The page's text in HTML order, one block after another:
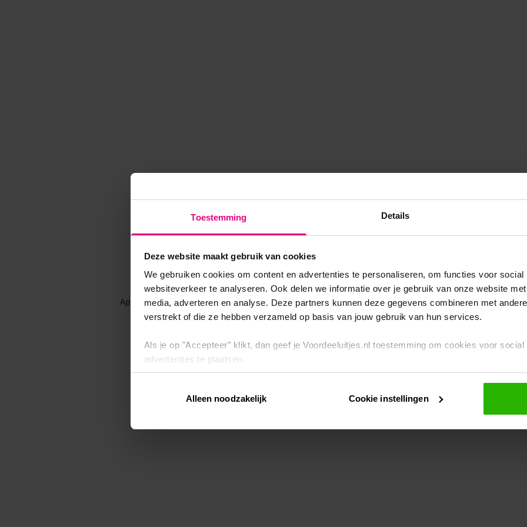
Toestemming Details
Deze website maakt gebruik van cookies
We gebruiken cookies om content en advertenties te personaliseren, om functies voor
websiteverkeer te analyseren. Ook delen we informatie over je gebruik van onze website
media, adverteren en analyse. Deze partners kunnen deze gegevens combineren met
verstrekt of die ze hebben verzameld op basis van jouw gebruik van hun services.
Als je op "Accepteer" klikt, dan geef je Voordeeluitjes.nl toestemming om cookies voor
advertenties te plaatsen.
Via "Cookie instellingen" kun je ook zelf instellen welke cookies worden geplaatst. Je kunt je
intrekken op onscookiebeleid.
Alleen noodzakelijk Cookie instellingen
Application error: a client-side exception has occurred while loadingwww.voordeeluitjes.nl (see the